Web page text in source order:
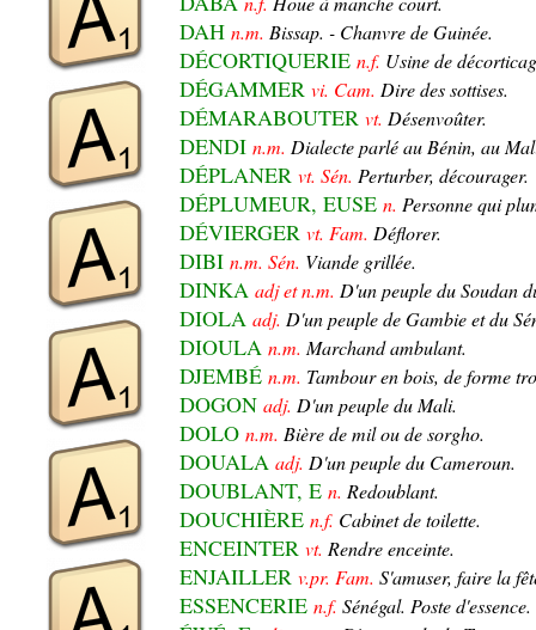
DAH n.m. Bissap. - Chanvre de Guinée.
DÉCORTIQUERIE n.f. Usine de
DÉGAMMER vi. Cam. Dire des sottises.
DÉMARABOUTER vt. Désenvoûter.
DENDI n.m. Dialecte parlé au Bénin, au
DÉPLANER vt. Sén. Perturber, décourager.
DÉPLUMEUR, EUSE n. Personne qui
DÉVIERGER vt. Fam. Déflorer.
DIBI n.m. Sén. Viande grillée.
DINKA adj et n.m. D'un peuple du Soudan
DIOLA adj. D'un peuple de Gambie et du
DIOULA n.m. Marchand ambulant.
DJEMBÉ n.m. Tambour en bois, de forme
DOGON adj. D'un peuple du Mali.
DOLO n.m. Bière de mil ou de sorgho.
DOUALA adj. D'un peuple du Cameroun.
DOUBLANT, E n. Redoublant.
DOUCHIÈRE n.f. Cabinet de toilette.
ENCEINTER vt. Rendre enceinte.
ENJAILLER v.pr. Fam. S'amuser, faire la
ESSENCERIE n.f. Sénégal. Poste d'essence.